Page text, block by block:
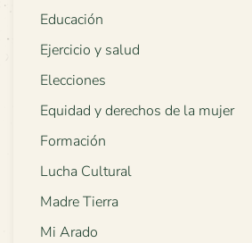
Educación
Ejercicio y salud
Elecciones
Equidad y derechos de la mujer
Formación
Lucha Cultural
Madre Tierra
Mi Arado